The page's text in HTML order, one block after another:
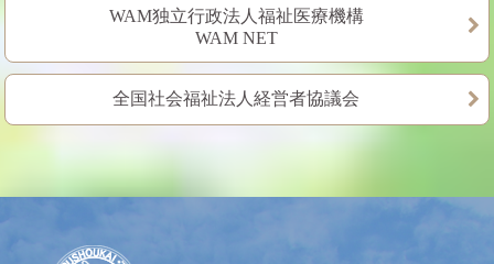
WAM独立行政法人福祉医療機構
WAM NET
全国社会福祉法人経営者協議会